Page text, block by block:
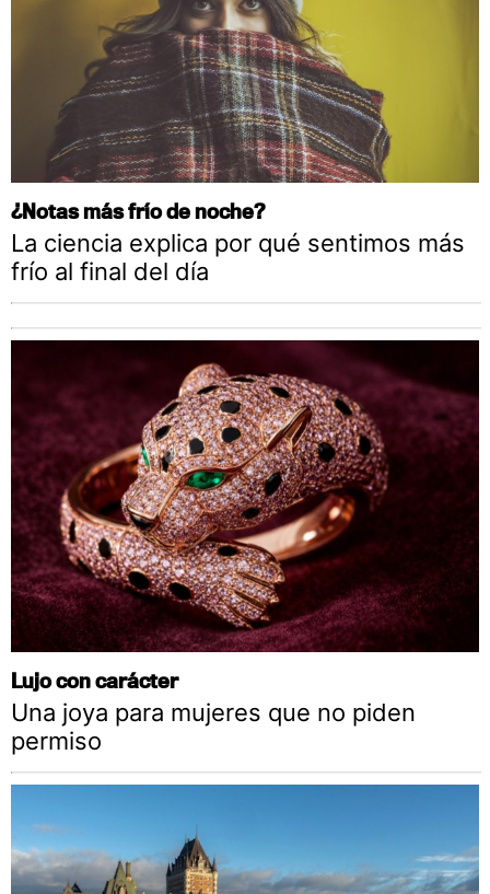
¿Notas más frío de noche?
La ciencia explica por qué sentimos más
frío al final del día
Lujo con carácter
Una joya para mujeres que no piden
permiso